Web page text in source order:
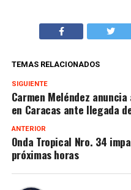
TEMAS RELACIONADOS
SIGUIENTE
Carmen Meléndez
en Caracas ante llegada
ANTERIOR
Onda Tropical Nro. 34
próximas horas